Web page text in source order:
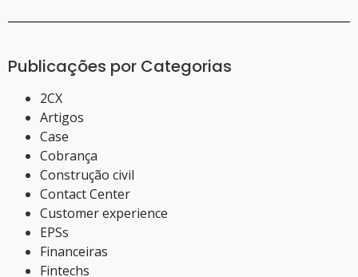
Publicações por Categorias
2CX
Artigos
Case
Cobrança
Construção civil
Contact Center
Customer experience
EPSs
Financeiras
Fintechs